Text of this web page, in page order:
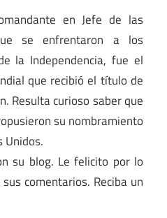
en Jefe de las
se enfrentaron a los
la Independencia, fue el
que recibió el título de
Resulta curioso saber que
su nombramiento
Unidos.
su blog. Le felicito por lo
comentarios. Reciba un